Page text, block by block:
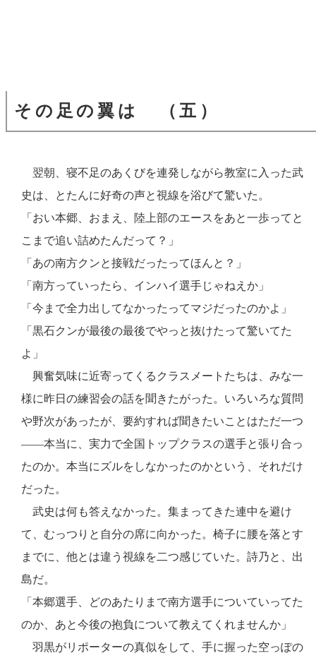
その足の翼は （五）
翌朝、寝不足のあくびを連発しながら教室に入った武
史は、とたんに好奇の声と視線を浴びて驚いた。
「おい本郷、おまえ、陸上部のエースをあと一歩ってと
こまで追い詰めたんだって？」
「あの南方クンと接戦だったってほんと？」
「南方っていったら、インハイ選手じゃねえか」
「今まで全力出してなかったってマジだったのかよ」
「黒石クンが最後の最後でやっと抜けたって驚いてた
よ」
興奮気味に近寄ってくるクラスメートたちは、みな一
様に昨日の練習会の話を聞きたがった。いろいろな質問
や野次があったが、要約すれば聞きたいことはただ一つ
――本当に、実力で全国トップクラスの選手と張り合っ
たのか。本当にズルをしなかったのかという、それだけ
だった。
武史は何も答えなかった。集まってきた連中を避け
て、むっつりと自分の席に向かった。椅子に腰を落とす
までに、他とは違う視線を二つ感じていた。詩乃と、出
島だ。
「本郷選手、どのあたりまで南方選手についていってた
のか、あと今後の抱負について教えてくれませんか」
羽黒がリポーターの真似をして、手に握った空っぽの